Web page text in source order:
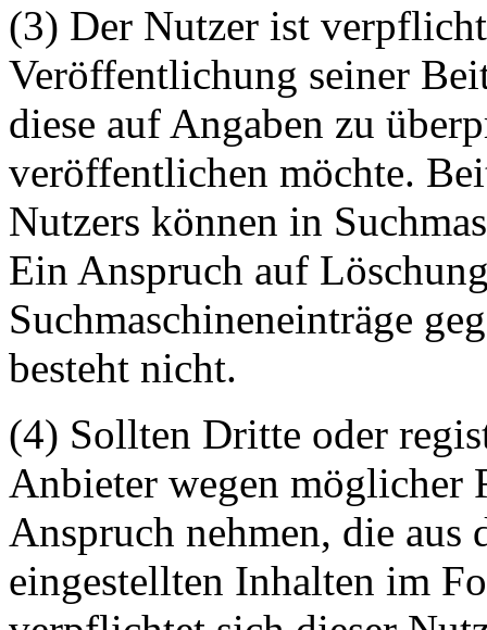
(3) Der Nutzer ist
Veröffentlichung seiner
diese auf Angaben zu
veröffentlichen möchte.
Nutzers können in
Ein Anspruch auf
Suchmaschineneinträge
besteht nicht.
(4) Sollten Dritte oder
Anbieter wegen möglicher
Anspruch nehmen, die aus
eingestellten Inhalten im